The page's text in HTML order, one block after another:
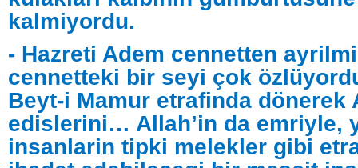
kalmiyordu.
- Hazreti Adem cennetten
cennetteki bir seyi çok
Beyt-i Mamur etrafinda dönerek
edislerini… Allah’in da emriyle,
insanlarin tipki melekler gibi